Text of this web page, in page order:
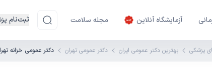
آزمایشگاه آنلاین مجله سلامت ثبت‌نام
پزشکی بهترین دکتر عمومی ایران دکتر عمومی تهران دکتر عمومی خزانه